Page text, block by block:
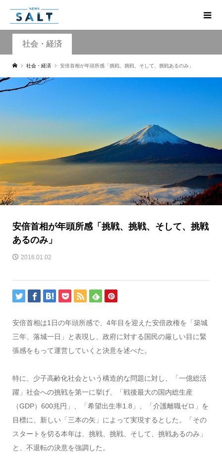
社会・経済
社会・経済 安倍首相が年頭所感「挑戦、挑戦、そして、挑戦あるのみ」
安倍首相が年頭所感「挑戦、挑戦、そして、挑戦
あるのみ」
2016.01.02
安倍首相は1日の年頭所感で、4年目を迎えた安倍政権を「築城
三年、落城一日」と表現し、政府に対する国民の厳しい目に緊
張感をもって運営していくと決意を述べた。
特に、少子高齢化社会という構造的な問題に対し、「一億総活
躍」社会への挑戦を第一に挙げ、「戦後最大の国内総生産
（GDP）600兆円」、「希望出生率1.8」、「介護離職ゼロ」を
目標に、新しい「三本の矢」によって実現するとした。「その
スタートを切る本年は、挑戦、挑戦、そして、挑戦あるのみ」
と、不退転の決意を強調した。